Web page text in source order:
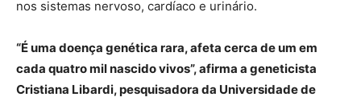
nos sistemas nervoso, cardíaco e urinário.
“É uma doença genética rara, afeta cerca de um em
cada quatro mil nascido vivos”, afirma a geneticista
Cristiana Libardi, pesquisadora da Universidade de